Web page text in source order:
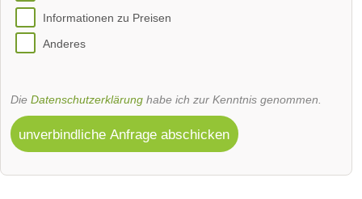
Informationen zu Preisen
Anderes
Die Datenschutzerklärung habe ich zur Kenntnis genommen.
unverbindliche Anfrage abschicken